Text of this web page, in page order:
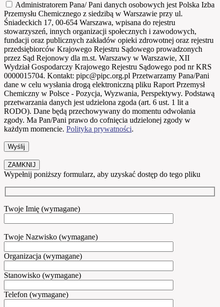
Administratorem Pana/ Pani danych osobowych jest Polska Izba
Przemysłu Chemicznego z siedzibą w Warszawie przy ul.
Śniadeckich 17, 00-654 Warszawa, wpisana do rejestru
stowarzyszeń, innych organizacji społecznych i zawodowych,
fundacji oraz publicznych zakładów opieki zdrowotnej oraz rejestru
przedsiębiorców Krajowego Rejestru Sądowego prowadzonych
przez Sąd Rejonowy dla m.st. Warszawy w Warszawie, XII
Wydział Gospodarczy Krajowego Rejestru Sądowego pod nr KRS
0000015704. Kontakt: pipc@pipc.org.pl Przetwarzamy Pana/Pani
dane w celu wysłania drogą elektroniczną pliku Raport Przemysł
Chemiczny w Polsce - Pozycja, Wyzwania, Perspektywy. Podstawą
przetwarzania danych jest udzielona zgoda (art. 6 ust. 1 lit a
RODO). Dane będą przechowywany do momentu odwołania
zgody. Ma Pan/Pani prawo do cofnięcia udzielonej zgody w
każdym momencie. Polityka prywatności.
ZAMKNIJ
Wypełnij poniższy formularz, aby uzyskać dostęp do tego pliku
Twoje Imię (wymagane)
Twoje Nazwisko (wymagane)
Organizacja (wymagane)
Stanowisko (wymagane)
Telefon (wymagane)